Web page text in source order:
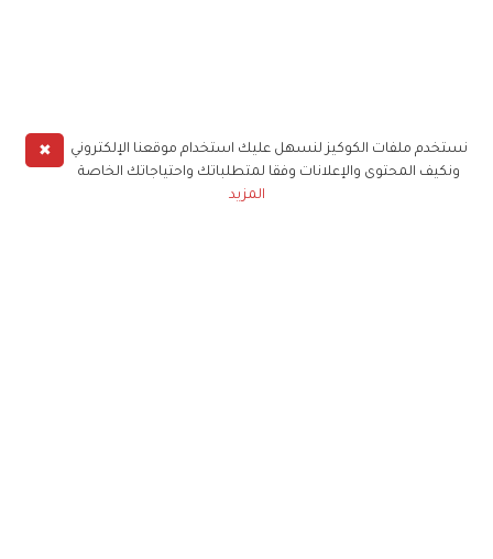
✖
نستخدم ملفات الكوكيز لنسهل عليك استخدام موقعنا الإلكتروني
ونكيف المحتوى والإعلانات وفقا لمتطلباتك واحتياجاتك الخاصة
المزيد